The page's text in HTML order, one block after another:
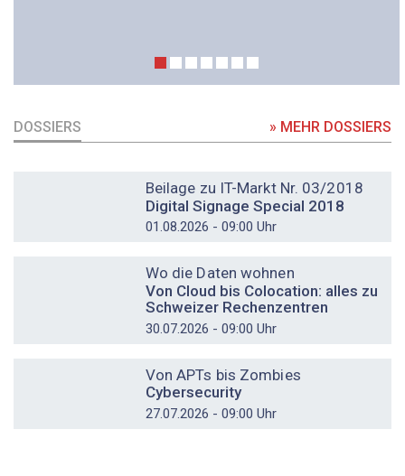
DOSSIERS » MEHR DOSSIERS
Beilage zu IT-Markt Nr. 03/2018
Digital Signage Special 2018
01.08.2026 - 09:00 Uhr
Wo die Daten wohnen
Von Cloud bis Colocation: alles zu
Schweizer Rechenzentren
30.07.2026 - 09:00 Uhr
Von APTs bis Zombies
Cybersecurity
27.07.2026 - 09:00 Uhr